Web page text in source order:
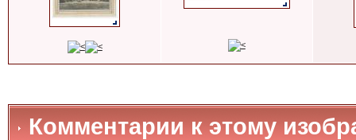
Комментарии к этому